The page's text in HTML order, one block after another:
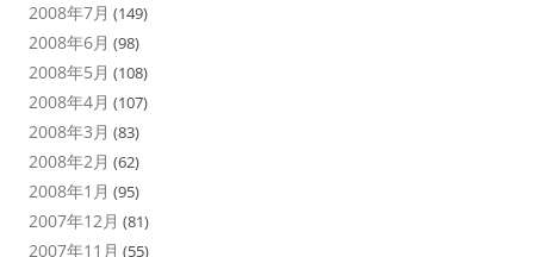
2008年7月 (149)
2008年6月 (98)
2008年5月 (108)
2008年4月 (107)
2008年3月 (83)
2008年2月 (62)
2008年1月 (95)
2007年12月 (81)
2007年11月 (55)